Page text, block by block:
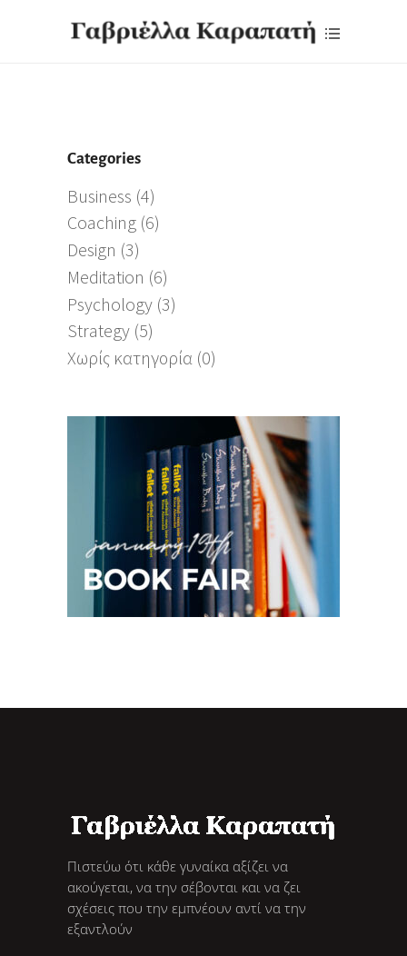
Categories
Business (4)
Coaching (6)
Design (3)
Meditation (6)
Psychology (3)
Strategy (5)
Χωρίς κατηγορία (0)
Πιστεύω ότι κάθε γυναίκα αξίζει να
ακούγεται, να την σέβονται και να ζει
σχέσεις που την εμπνέουν αντί να την
εξαντλούν